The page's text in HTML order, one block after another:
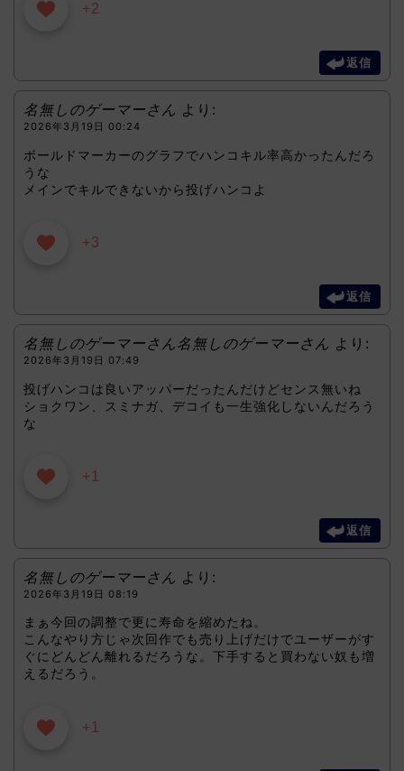
+2
返信
名無しのゲーマーさん より:
2026年3月19日 00:24
ボールドマーカーのグラフでハンコキル率高かったんだろ
うな
メインでキルできないから投げハンコよ
+3
返信
名無しのゲーマーさん名無しのゲーマーさん より:
2026年3月19日 07:49
投げハンコは良いアッパーだったんだけどセンス無いね
ショクワン、スミナガ、デコイも一生強化しないんだろう
な
+1
返信
名無しのゲーマーさん より:
2026年3月19日 08:19
まぁ今回の調整で更に寿命を縮めたね。
こんなやり方じゃ次回作でも売り上げだけでユーザーがす
ぐにどんどん離れるだろうな。下手すると買わない奴も増
えるだろう。
+1